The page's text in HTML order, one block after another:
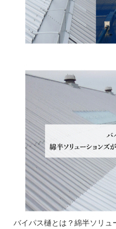
バイパス樋とは？綿半ソリ